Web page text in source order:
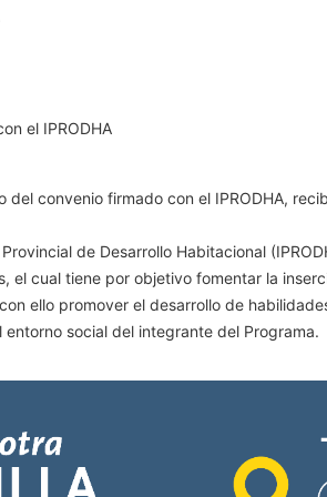
convenio firmado con el IPRODHA,
de Desarrollo Habitacional
el cual tiene por objetivo fomentar la
ello promover el desarrollo de
social del integrante del Programa.